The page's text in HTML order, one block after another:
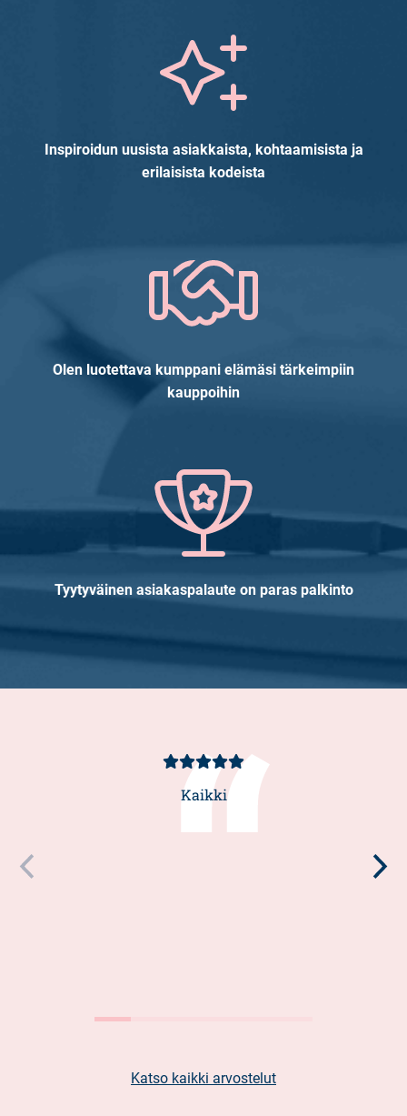
Inspiroidun uusista asiakkaista, kohtaamisista ja
erilaisista kodeista
Olen luotettava kumppani elämäsi tärkeimpiin
kauppoihin
Tyytyväinen asiakaspalaute on paras palkinto
Asiakasarvio
5/5Kaikki
Katso kaikki arvostelut